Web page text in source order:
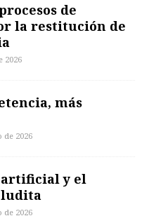
de
la restitución de
2026
más
de 2026
y el
de 2026